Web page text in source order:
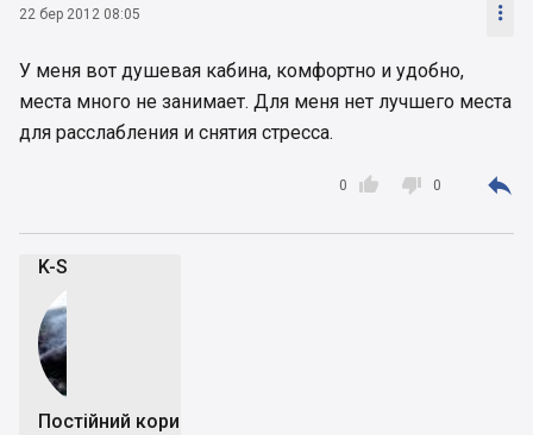
22 бер 2012 08:05 
У меня вот душевая кабина, комфортно и удобно,
места много не занимает. Для меня нет лучшего места
для расслабления и снятия стресса.

0  0 
K-S
Постійний користувач